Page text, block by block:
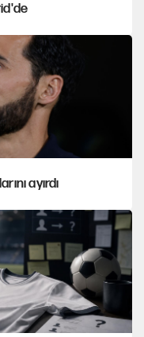
ayırdı